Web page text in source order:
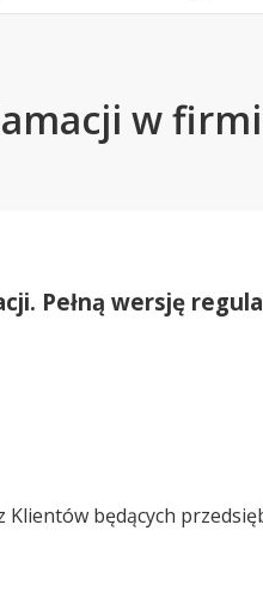
w
Pełną wersję
będących